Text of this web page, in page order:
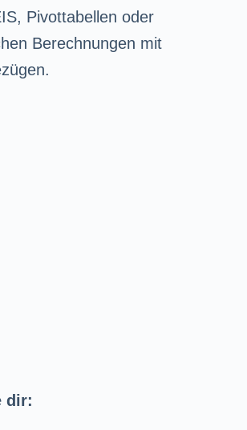
Pivottabellen oder
Berechnungen mit
dir: